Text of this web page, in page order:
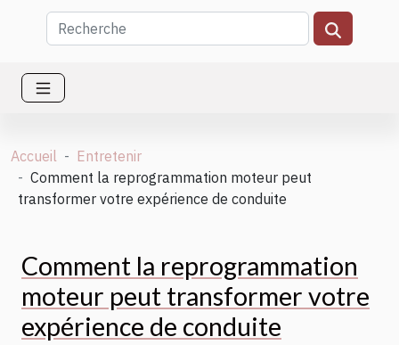
Accueil
Entretenir
Comment la reprogrammation moteur peut
transformer votre expérience de conduite
Comment la reprogrammation
moteur peut transformer votre
expérience de conduite